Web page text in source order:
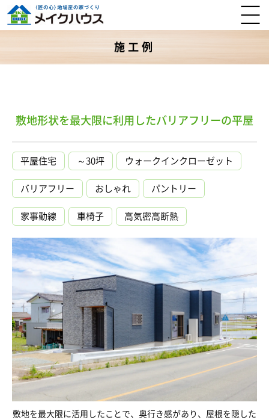
施工例
敷地形状を最大限に利用したバリアフリーの平屋
平屋住宅 ～30坪 ウォークインクローゼット
バリアフリー おしゃれ パントリー
家事動線 車椅子 高気密高断熱
敷地を最大限に活用したことで、奥行き感があり、屋根を隠した